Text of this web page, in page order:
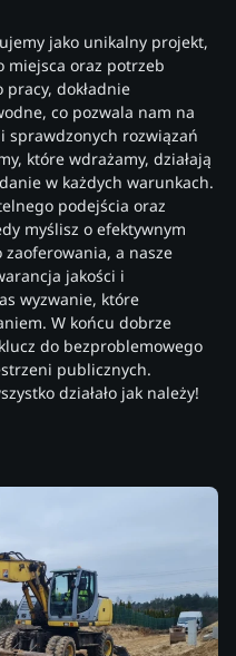
jako unikalny projekt,
miejsca oraz potrzeb
dokładnie
co pozwala nam na
rozwiązań
które wdrażamy, działają
w każdych warunkach.
podejścia oraz
myślisz o efektywnym
a nasze
jakości i
wyzwanie, które
W końcu dobrze
do bezproblemowego
publicznych.
działało jak należy!